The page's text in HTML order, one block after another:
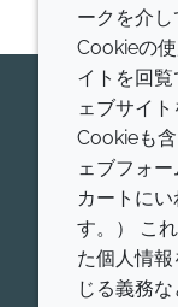
今すぐ
Croda
動物用医薬品
脂質につい
ークを介
Cookieの
イトを回
ェブサイ
Cookieも
ェブフォー
カートに
す。） こ
た個人情
じる義務